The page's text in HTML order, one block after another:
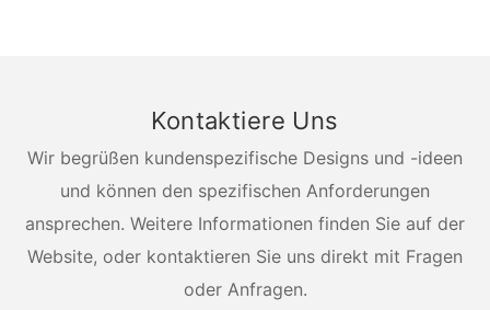
Kontaktiere Uns
Wir begrüßen kundenspezifische Designs und -ideen
und können den spezifischen Anforderungen
ansprechen. Weitere Informationen finden Sie auf der
Website, oder kontaktieren Sie uns direkt mit Fragen
oder Anfragen.